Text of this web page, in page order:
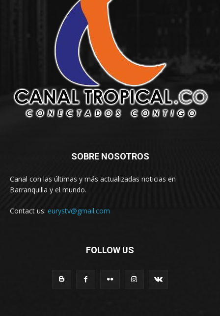
SOBRE NOSOTROS
Canal con las últimas y más actualizadas noticias en
Barranquilla y el mundo.
Contact us: eurystv@gmail.com
FOLLOW US